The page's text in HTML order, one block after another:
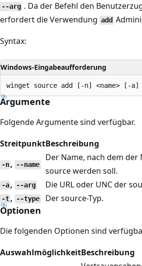
--arg . Da der Befehl den
erfordert die Verwendung add
Syntax:
Windows-Eingabeaufforderung
Argumente
Folgende Argumente sind verfügbar.
StreitpunktBeschreibung
-n , --name
Der Name, nach dem
source werden soll.
-a , --arg Die URL oder UNC der
-t , --type Der source-Typ.
Optionen
Die folgenden Optionen sind
AuswahlmöglichkeitBeschreibung